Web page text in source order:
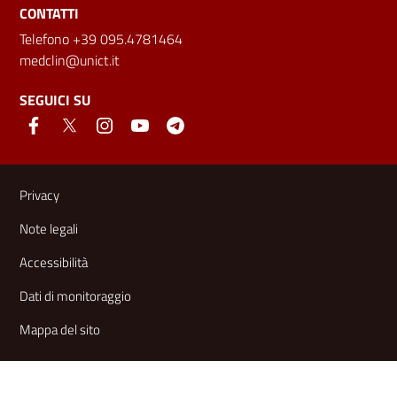
CONTATTI
Telefono +39 095.4781464
medclin@unict.it
SEGUICI SU
Link e informazioni utili
Privacy
Note legali
Accessibilità
Dati di monitoraggio
Mappa del sito